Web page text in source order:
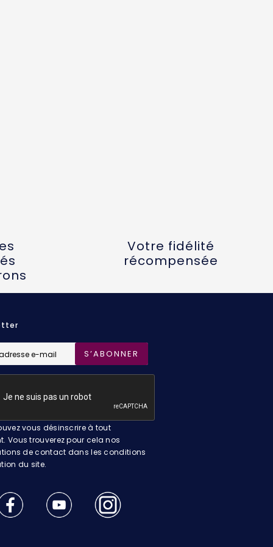
Votre fidélité
récompensée
S’ABONNER
vous désinscrire à tout
Vous trouverez pour cela nos
de contact dans les conditions
du site.